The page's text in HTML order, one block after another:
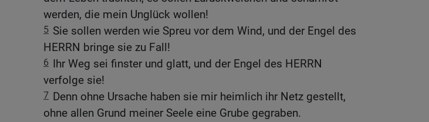
werden, die mein Unglück wollen!
5 Sie sollen werden wie Spreu vor dem Wind, und der Engel des
HERRN bringe sie zu Fall!
6 Ihr Weg sei finster und glatt, und der Engel des HERRN
verfolge sie!
7 Denn ohne Ursache haben sie mir heimlich ihr Netz gestellt,
ohne allen Grund meiner Seele eine Grube gegraben.